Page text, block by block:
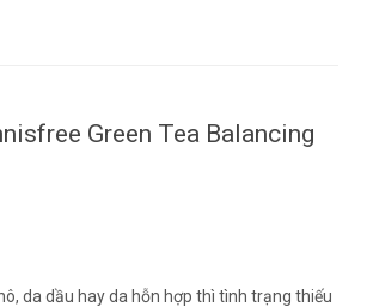
Green Tea Balancing
da dầu hay da hỗn hợp thì tình trạng thiếu